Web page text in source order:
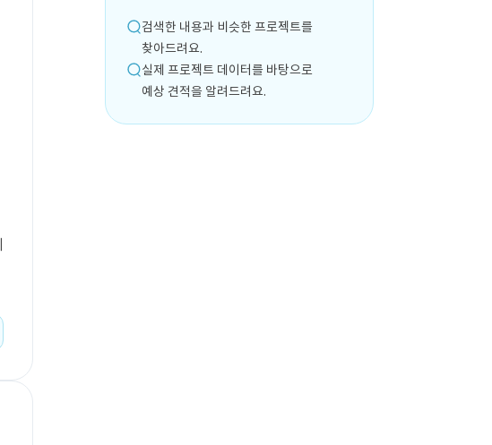
검색한 내용과 비슷한 프로젝트를
찾아드려요.
실제 프로젝트 데이터를 바탕으로
예상 견적을 알려드려요.